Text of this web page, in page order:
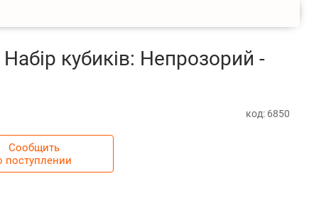
кубиків: Непрозорий -
код: 6850
Сообщить
поступлении